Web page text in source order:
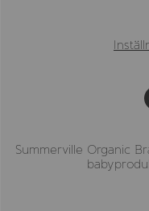
Summerville Organic